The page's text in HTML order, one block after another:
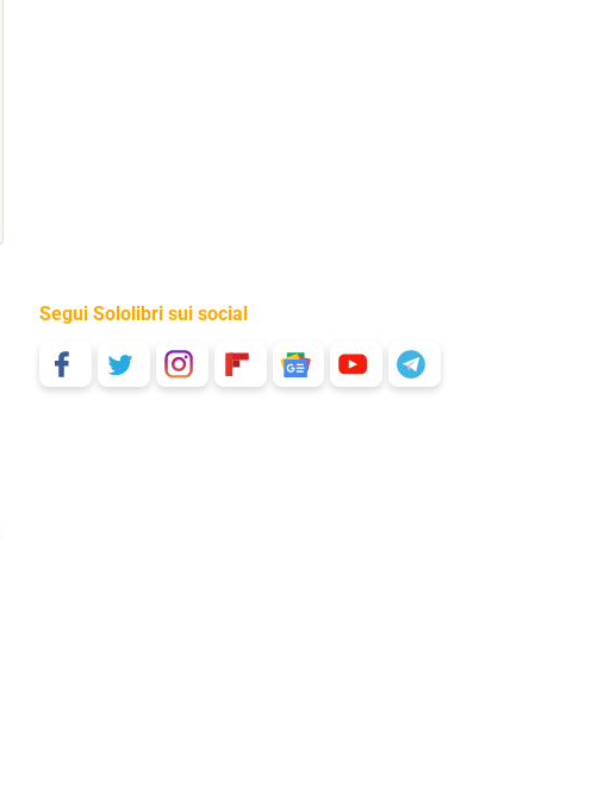
Segui Sololibri sui social